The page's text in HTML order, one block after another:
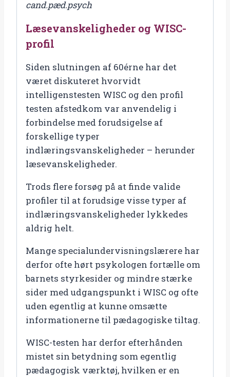
cand.pæd.psych
Læsevanskeligheder og WISC-
profil
Siden slutningen af 60érne har det
været diskuteret hvorvidt
intelligenstesten WISC og den profil
testen afstedkom var anvendelig i
forbindelse med forudsigelse af
forskellige typer
indlæringsvanskeligheder – herunder
læsevanskeligheder.
Trods flere forsøg på at finde valide
profiler til at forudsige visse typer af
indlæringsvanskeligheder lykkedes
aldrig helt.
Mange specialundervisningslærere har
derfor ofte hørt psykologen fortælle om
barnets styrkesider og mindre stærke
sider med udgangspunkt i WISC og ofte
uden egentlig at kunne omsætte
informationerne til pædagogiske tiltag.
WISC-testen har derfor efterhånden
mistet sin betydning som egentlig
pædagogisk værktøj, hvilken er en